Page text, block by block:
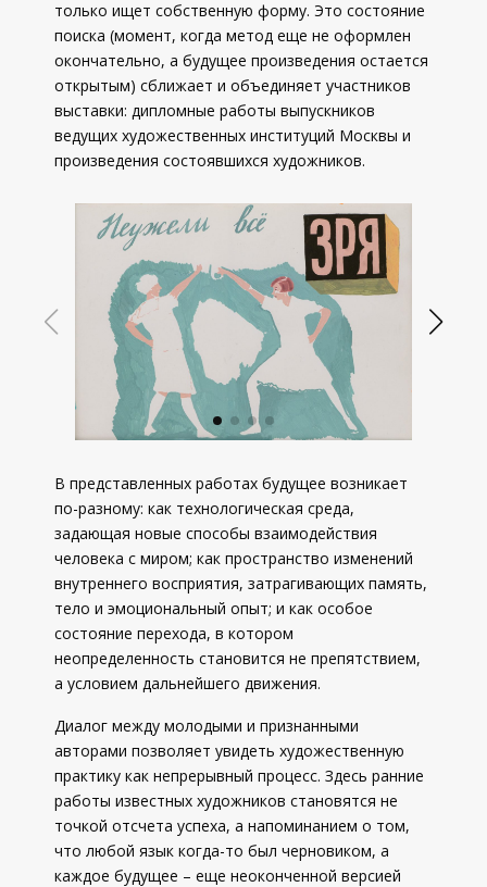
только ищет собственную форму. Это состояние
поиска (момент, когда метод еще не оформлен
окончательно, а будущее произведения остается
открытым) сближает и объединяет участников
выставки: дипломные работы выпускников
ведущих художественных институций Москвы и
произведения состоявшихся художников.
В представленных работах будущее возникает
по-разному: как технологическая среда,
задающая новые способы взаимодействия
человека с миром; как пространство изменений
внутреннего восприятия, затрагивающих память,
тело и эмоциональный опыт; и как особое
состояние перехода, в котором
неопределенность становится не препятствием,
а условием дальнейшего движения.
Диалог между молодыми и признанными
авторами позволяет увидеть художественную
практику как непрерывный процесс. Здесь ранние
работы известных художников становятся не
точкой отсчета успеха, а напоминанием о том,
что любой язык когда-то был черновиком, а
каждое будущее – еще неоконченной версией